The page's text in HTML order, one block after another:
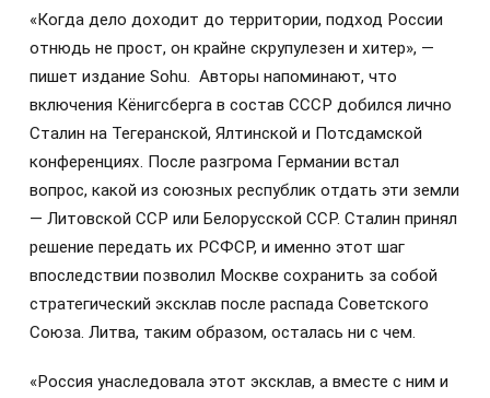
«Когда дело доходит до территории, подход России
отнюдь не прост, он крайне скрупулезен и хитер», —
пишет издание Sohu. Авторы напоминают, что
включения Кёнигсберга в состав СССР добился лично
Сталин на Тегеранской, Ялтинской и Потсдамской
конференциях. После разгрома Германии встал
вопрос, какой из союзных республик отдать эти земли
— Литовской ССР или Белорусской ССР. Сталин принял
решение передать их РСФСР, и именно этот шаг
впоследствии позволил Москве сохранить за собой
стратегический эксклав после распада Советского
Союза. Литва, таким образом, осталась ни с чем.
«Россия унаследовала этот эксклав, а вместе с ним и